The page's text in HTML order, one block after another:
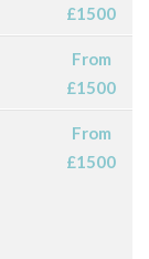
£1500
From
£1500
From
£1500